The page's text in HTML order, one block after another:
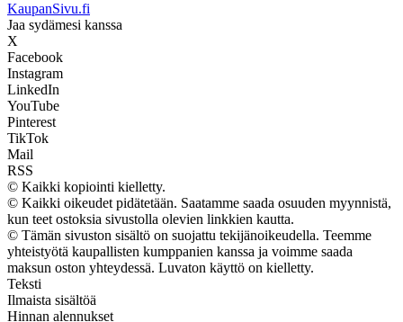
KaupanSivu.fi
Jaa sydämesi kanssa
X
Facebook
Instagram
LinkedIn
YouTube
Pinterest
TikTok
Mail
RSS
© Kaikki kopiointi kielletty.
© Kaikki oikeudet pidätetään. Saatamme saada osuuden myynnistä,
kun teet ostoksia sivustolla olevien linkkien kautta.
© Tämän sivuston sisältö on suojattu tekijänoikeudella. Teemme
yhteistyötä kaupallisten kumppanien kanssa ja voimme saada
maksun oston yhteydessä. Luvaton käyttö on kielletty.
Teksti
Ilmaista sisältöä
Hinnan alennukset